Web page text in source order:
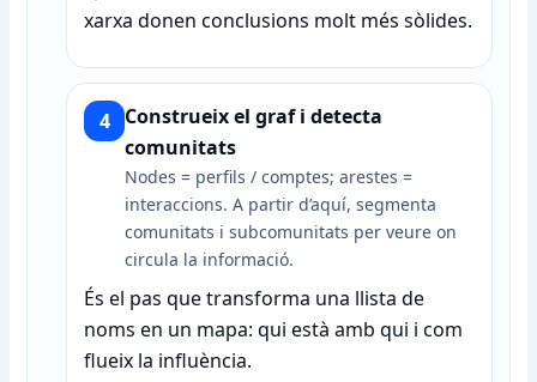
xarxa donen conclusions molt més sòlides.
4 Construeix el graf i detecta
comunitats
Nodes = perfils / comptes; arestes =
interaccions. A partir d’aquí, segmenta
comunitats i subcomunitats per veure on
circula la informació.
És el pas que transforma una llista de
noms en un mapa: qui està amb qui i com
flueix la influència.